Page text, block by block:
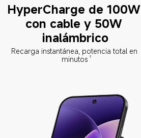
HyperCharge de 100W
con cable y 50W
inalámbrico
Recarga instantánea, potencia total en
minutos 2